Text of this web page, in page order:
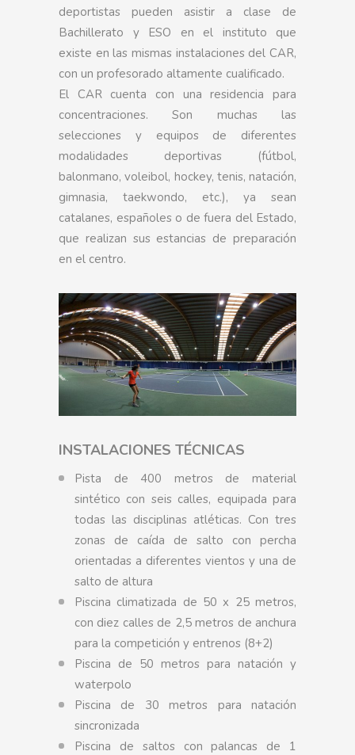
deportistas pueden asistir a clase de
Bachillerato y ESO en el instituto que
existe en las mismas instalaciones del CAR,
con un profesorado altamente cualificado.
El CAR cuenta con una residencia para
concentraciones. Son muchas las
selecciones y equipos de diferentes
modalidades deportivas (fútbol,
balonmano, voleibol, hockey, tenis, natación,
gimnasia, taekwondo, etc.), ya sean
catalanes, españoles o de fuera del Estado,
que realizan sus estancias de preparación
en el centro.
INSTALACIONES TÉCNICAS
Pista de 400 metros de material
sintético con seis calles, equipada para
todas las disciplinas atléticas. Con tres
zonas de caída de salto con percha
orientadas a diferentes vientos y una de
salto de altura
Piscina climatizada de 50 x 25 metros,
con diez calles de 2,5 metros de anchura
para la competición y entrenos (8+2)
Piscina de 50 metros para natación y
waterpolo
Piscina de 30 metros para natación
sincronizada
Piscina de saltos con palancas de 1